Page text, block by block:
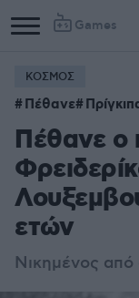
Games
ΚΟΣΜΟΣ
Πέθανε
Πέθανε ο
ετών
Νικημένος από